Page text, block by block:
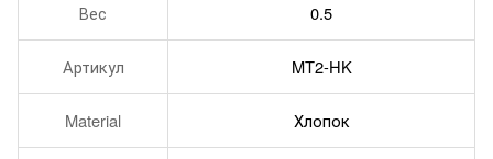
Вес 0.5
Артикул MT2-HK
Material Хлопок